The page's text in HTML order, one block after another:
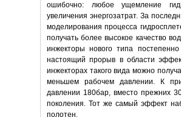
ошибочно: любое ущемление
увеличения энергозатрат. За
моделирования процесса
получать более высокое качество
инжекторы нового типа
настоящий прорыв в области
инжекторах такого вида можно
меньшем рабочем давлении. К
давлении 180бар, вместо прежних
поколения. Тот же самый эффект
полотен.